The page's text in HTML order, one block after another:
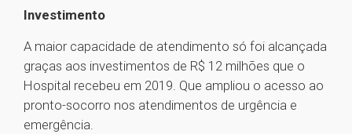
Investimento
A maior capacidade de atendimento só foi alcançada
graças aos investimentos de R$ 12 milhões que o
Hospital recebeu em 2019. Que ampliou o acesso ao
pronto-socorro nos atendimentos de urgência e
emergência.